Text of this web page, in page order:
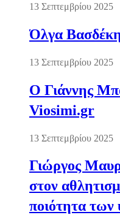
13 Σεπτεμβρίου 2025
Όλγα
13 Σεπτεμβρίου 2025
Ο Γιάννης
Viosimi.gr
13 Σεπτεμβρίου 2025
Γιώργος
στον
ποιότητα των